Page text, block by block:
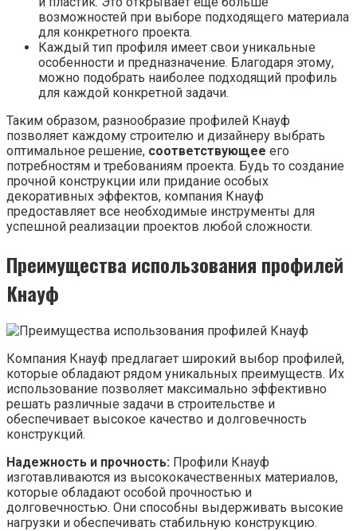
возможностей при выборе подходящего материала
для конкретного проекта.
Каждый тип профиля имеет свои уникальные
особенности и предназначение. Благодаря этому,
можно подобрать наиболее подходящий профиль
для каждой конкретной задачи.
Таким образом, разнообразие профилей Кнауф
позволяет каждому строителю и дизайнеру выбрать
оптимальное решение, соответствующее его
потребностям и требованиям проекта. Будь то создание
прочной конструкции или придание особых
декоративных эффектов, компания Кнауф
предоставляет все необходимые инструменты для
успешной реализации проектов любой сложности.
Преимущества использования профилей
Кнауф
Компания Кнауф предлагает широкий выбор профилей,
которые обладают рядом уникальных преимуществ. Их
использование позволяет максимально эффективно
решать различные задачи в строительстве и
обеспечивает высокое качество и долговечность
конструкций.
Надежность и прочность: Профили Кнауф
изготавливаются из высококачественных материалов,
которые обладают особой прочностью и
долговечностью. Они способны выдерживать высокие
нагрузки и обеспечивать стабильную конструкцию.